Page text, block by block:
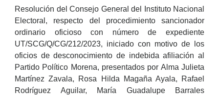
Resolución del Consejo General del Instituto Nacional
Electoral, respecto del procedimiento sancionador
ordinario oficioso con número de expediente
UT/SCG/Q/CG/212/2023, iniciado con motivo de los
oficios de desconocimiento de indebida afiliación al
Partido Político Morena, presentados por Alma Julieta
Martínez Zavala, Rosa Hilda Magaña Ayala, Rafael
Rodríguez Aguilar, María Guadalupe Barrales